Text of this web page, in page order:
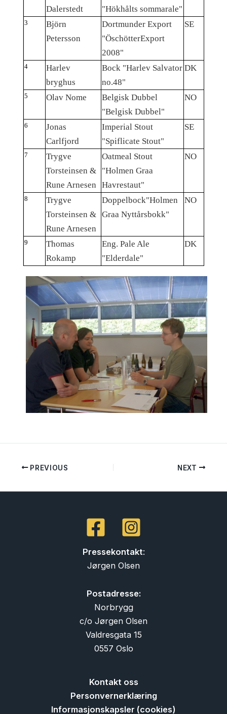
Dalerstedt
"Hökhålts sommarale"
3
Björn
Petersson
Dortmunder Export
"ÖschötterExport
2008"
SE
4
Harlev
bryghus
Bock "Harlev Salvator
no.48"
DK
5 Olav Nome
Belgisk Dubbel
"Belgisk Dubbel"
NO
6
Jonas
Carlfjord
Imperial Stout
"Spiflicate Stout"
SE
7
Trygve
Torsteinsen &
Rune Arnesen
Oatmeal Stout
"Holmen Graa
Havrestaut"
NO
8
Trygve
Torsteinsen &
Rune Arnesen
Doppelbock"Holmen
Graa Nyttårsbokk"
NO
9
Thomas
Rokamp
Eng. Pale Ale
"Elderdale"
DK
PREVIOUS NEXT
Pressekontakt:
Jørgen Olsen
Postadresse:
Norbrygg
c/o Jørgen Olsen
Valdresgata 15
0557 Oslo
Kontakt oss
Personvernerklæring
Informasjonskapsler (cookies)